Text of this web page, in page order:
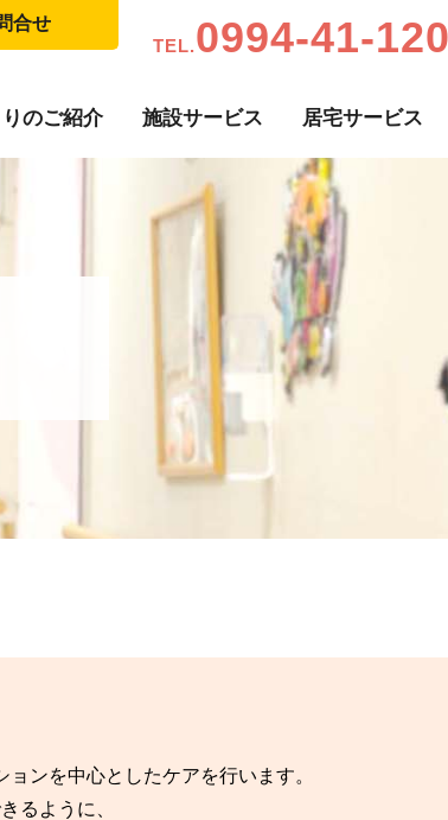
合せ
TEL.0994-41-
のご紹介 施設サービス 居宅サービス
ンを中心としたケアを行います。
るように、